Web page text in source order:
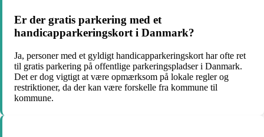
Er der gratis parkering med et
handicapparkeringskort i Danmark?
Ja, personer med et gyldigt handicapparkeringskort har ofte ret
til gratis parkering på offentlige parkeringspladser i Danmark.
Det er dog vigtigt at være opmærksom på lokale regler og
restriktioner, da der kan være forskelle fra kommune til
kommune.